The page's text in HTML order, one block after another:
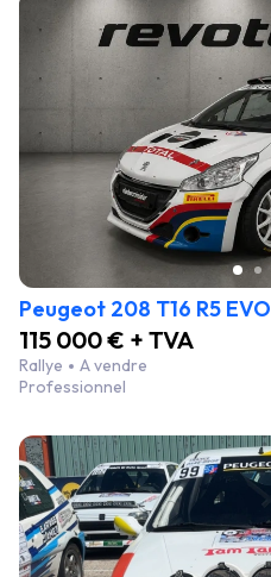
Peugeot 208 T16 R5 EVO
115 000 € + TVA
Rallye
A vendre
Professionnel